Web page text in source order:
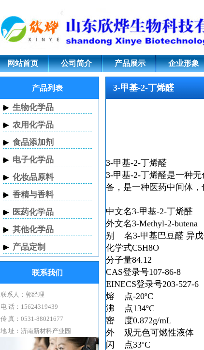
3-甲基-2-丁烯醛 CAS号：107-
网站首页 公司简介 产品展示 企业形象
3-甲基-2-丁烯醛
3-甲基-2-丁烯醛
3-甲基-2-丁烯醛是一种
备，是一种医药中间体，
中文名3-甲基-2-丁烯醛
外文名3-Methyl-2-butena
别 名3-甲基巴豆醛 异
化学式C5H8O
分子量84.12
CAS登录号107-86-8
EINECS登录号203-527-6
熔 点-20ºC
沸 点134ºC
密 度0.872g/mL
外 观无色可燃性液体
闪 点33ºC
产品列表
生物化学品
农用化学品
食品添加剂
电子化学品
化妆品原料
香精与香料
医药化学品
其他化学品
产品定制
联系我们
联系人：郭经理
电 话：15624319439
传 真：0531-88021677
地 址：济南新材料产业园